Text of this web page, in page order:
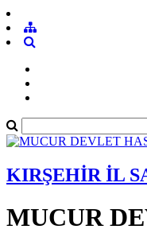
KIRŞEHİR İL
MUCUR